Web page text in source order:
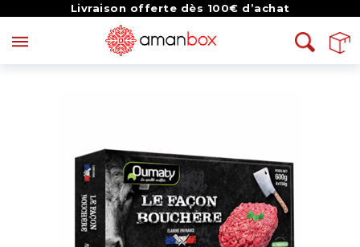
Livraison offerte dès 100€ d’achat